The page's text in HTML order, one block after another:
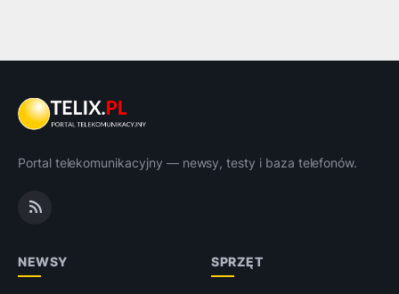
Portal telekomunikacyjny — newsy, testy i baza telefonów.
NEWSY SPRZĘT